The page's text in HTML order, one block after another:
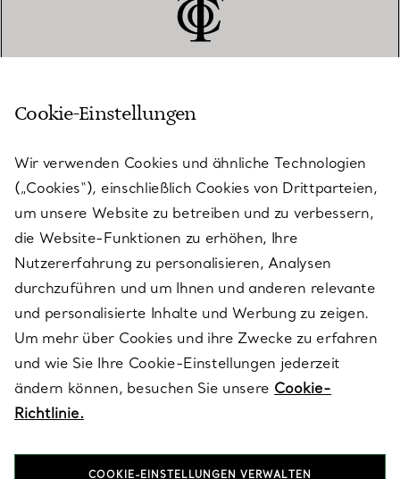
KUNDENSERVICE
SERVICES
ÜBER TIFFANY & CO.
RECHTLICHE HINWEISE
FOLGEN SIE UNS
Cookie-Einstellungen
Wir verwenden Cookies und ähnliche Technologien
(„Cookies“), einschließlich Cookies von Drittparteien,
um unsere Website zu betreiben und zu verbessern,
die Website-Funktionen zu erhöhen, Ihre
Nutzererfahrung zu personalisieren, Analysen
durchzuführen und um Ihnen und anderen relevante
und personalisierte Inhalte und Werbung zu zeigen.
Um mehr über Cookies und ihre Zwecke zu erfahren
und wie Sie Ihre Cookie-Einstellungen jederzeit
ändern können, besuchen Sie unsere Cookie-
Richtlinie.
COOKIE-EINSTELLUNGEN VERWALTEN